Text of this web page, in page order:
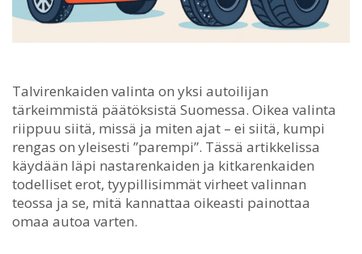
Talvirenkaiden valinta on yksi autoilijan
tärkeimmistä päätöksistä Suomessa. Oikea valinta
riippuu siitä, missä ja miten ajat – ei siitä, kumpi
rengas on yleisesti ”parempi”. Tässä artikkelissa
käydään läpi nastarenkaiden ja kitkarenkaiden
todelliset erot, tyypillisimmät virheet valinnan
teossa ja se, mitä kannattaa oikeasti painottaa
omaa autoa varten.